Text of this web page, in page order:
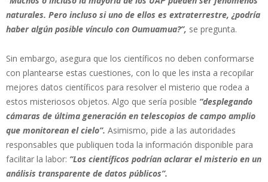
naturales. Pero incluso si uno de ellos es extraterrestre, ¿podría
haber algún posible vínculo con Oumuamua?”, se pregunta.
Sin embargo, asegura que los científicos no deben conformarse
con plantearse estas cuestiones, con lo que les insta a recopilar
mejores datos científicos para resolver el misterio que rodea a
estos misteriosos objetos. Algo que sería posible “desplegando
cámaras de última generación en telescopios de campo amplio
que monitorean el cielo”. Asimismo, pide a las autoridades
responsables que publiquen toda la información disponible para
facilitar la labor: “Los científicos podrían aclarar el misterio en un
análisis transparente de datos públicos”.